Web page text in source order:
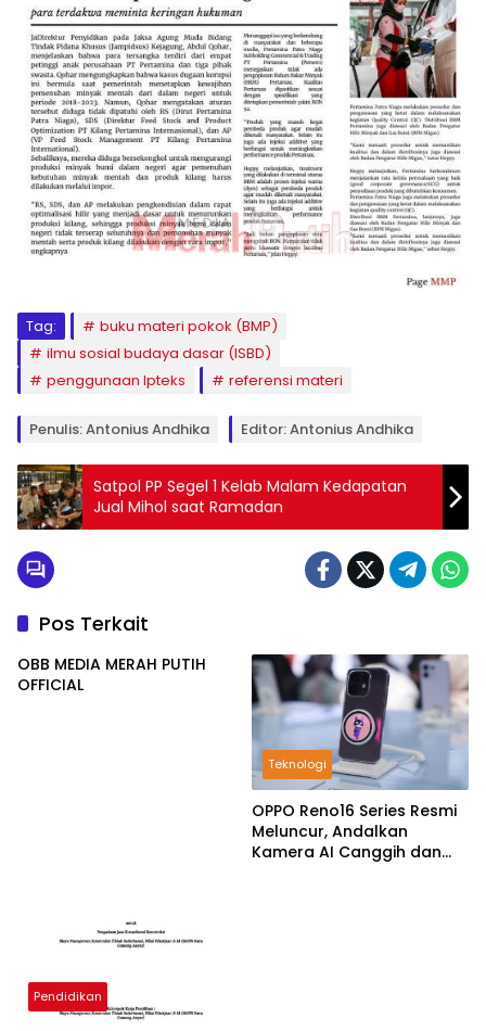
Tag:
buku materi pokok (BMP)
ilmu sosial budaya dasar (ISBD)
penggunaan Ipteks
referensi materi
Penulis: Antonius Andhika Editor: Antonius Andhika
Satpol PP Segel 1 Kelab Malam Kedapatan
Jual Mihol saat Ramadan
Pos Terkait
OBB MEDIA MERAH PUTIH
OFFICIAL
Teknologi
OPPO Reno16 Series Resmi
Meluncur, Andalkan
Kamera AI Canggih dan
Pendidikan